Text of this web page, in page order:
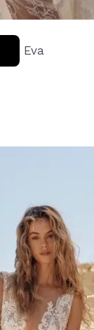
Eva